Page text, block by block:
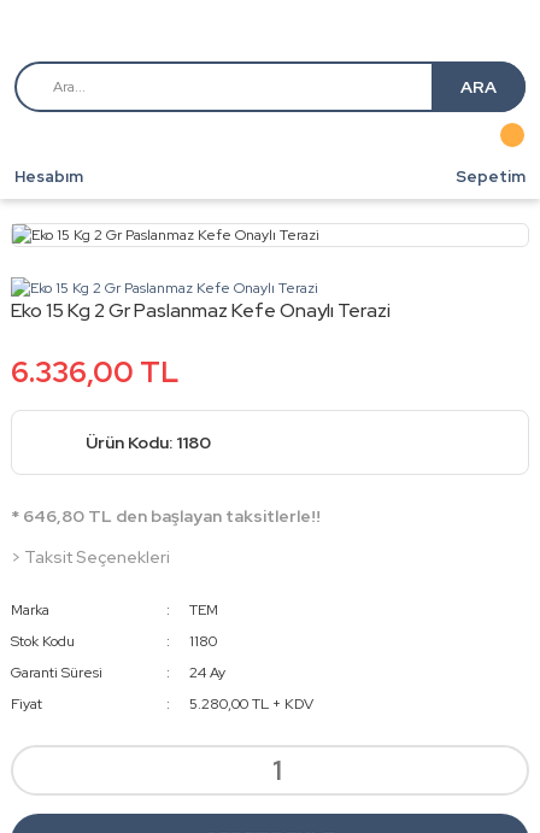
ARA
Hesabım Sepetim
Eko 15 Kg 2 Gr Paslanmaz Kefe Onaylı Terazi
6.336,00 TL
Ürün Kodu: 1180
* 646,80 TL den başlayan taksitlerle!!
> Taksit Seçenekleri
Marka
TEM
Stok Kodu
1180
Garanti Süresi
24 Ay
Fiyat
5.280,00 TL + KDV